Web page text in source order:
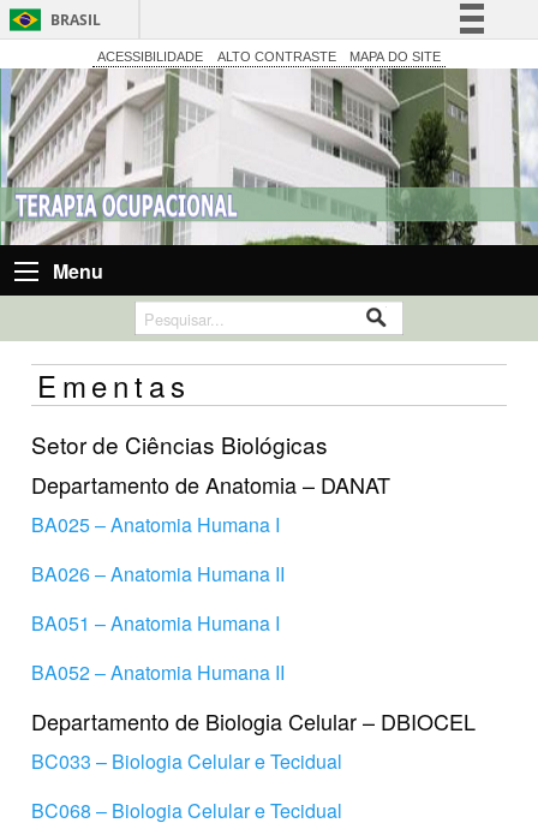
BRASIL
Simplifique!
Comunica BR
Participe
Acesso à informação
Legislação
Canais
ACESSIBILIDADE ALTO CONTRASTE MAPA DO SITE
Menu
Ementas
Setor de Ciências Biológicas
Departamento de Anatomia – DANAT
BA025 – Anatomia Humana I
BA026 – Anatomia Humana II
BA051 – Anatomia Humana I
BA052 – Anatomia Humana II
Departamento de Biologia Celular – DBIOCEL
BC033 – Biologia Celular e Tecidual
BC068 – Biologia Celular e Tecidual